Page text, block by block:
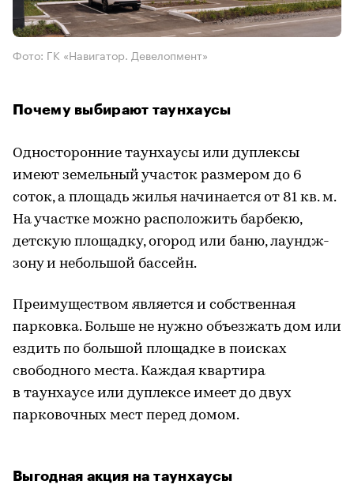
Фото: ГК «Навигатор. Девелопмент»
Почему выбирают таунхаусы
Односторонние таунхаусы или дуплексы
имеют земельный участок размером до 6
соток, а площадь жилья начинается от 81 кв. м.
На участке можно расположить барбекю,
детскую площадку, огород или баню, лаундж-
зону и небольшой бассейн.
Преимуществом является и собственная
парковка. Больше не нужно объезжать дом или
ездить по большой площадке в поисках
свободного места. Каждая квартира
в таунхаусе или дуплексе имеет до двух
парковочных мест перед домом.
Выгодная акция на таунхаусы